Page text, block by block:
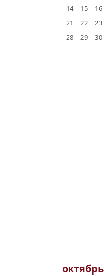
14
15 16
21
22 23
28
29 30
октябрь